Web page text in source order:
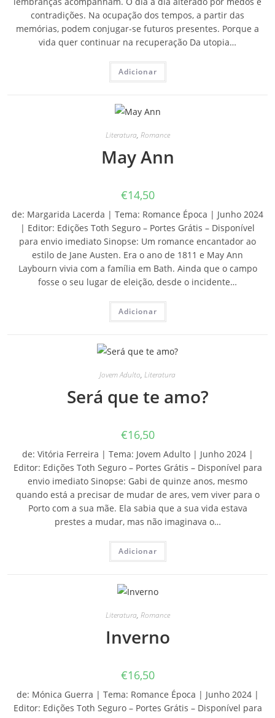
contradições. Na ocupação dos tempos, a partir das
memórias, podem conjugar-se futuros presentes. Porque a
vida quer continuar na recuperação Da utopia…
Adicionar
Literatura, Romance
May Ann
€14,50
de: Margarida Lacerda | Tema: Romance Época | Junho 2024
| Editor: Edições Toth Seguro – Portes Grátis – Disponível
para envio imediato Sinopse: Um romance encantador ao
estilo de Jane Austen. Era o ano de 1811 e May Ann
Laybourn vivia com a família em Bath. Ainda que o campo
fosse o seu lugar de eleição, desde o incidente…
Adicionar
Jovem Adulto, Literatura
Será que te amo?
€16,50
de: Vitória Ferreira | Tema: Jovem Adulto | Junho 2024 |
Editor: Edições Toth Seguro – Portes Grátis – Disponível para
envio imediato Sinopse: Gabi de quinze anos, mesmo
quando está a precisar de mudar de ares, vem viver para o
Porto com a sua mãe. Ela sabia que a sua vida estava
prestes a mudar, mas não imaginava o…
Adicionar
Literatura, Romance
Inverno
€16,50
de: Mónica Guerra | Tema: Romance Época | Junho 2024 |
Editor: Edições Toth Seguro – Portes Grátis – Disponível para